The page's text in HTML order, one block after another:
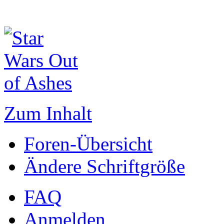
Zum Inhalt
Foren-Übersicht
Ändere Schriftgröße
FAQ
Anmelden